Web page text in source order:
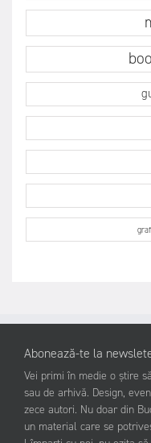
Abonează-te la
Vei primi în medie o știre
sau de arhivă. Design,
zece autori. Nu doar din
un material care se